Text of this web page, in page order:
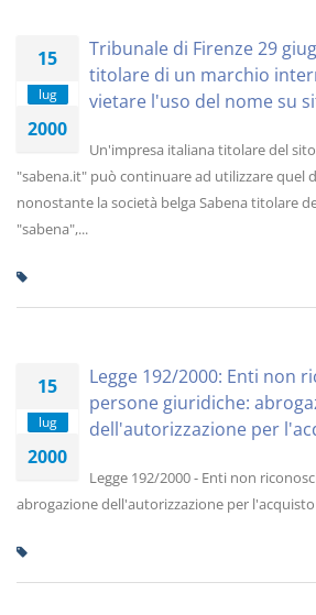
15
lug
2000
Tribunale di Firenze 29
titolare di un marchio
vietare l'uso del nome su
Un'impresa italiana titolare del
"sabena.it" può continuare ad utilizzare quel
nonostante la società belga Sabena titolare
"sabena",...
15
lug
2000
Legge 192/2000: Enti non
persone giuridiche:
dell'autorizzazione per
Legge 192/2000 - Enti non
abrogazione dell'autorizzazione per